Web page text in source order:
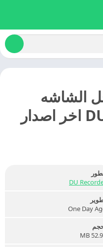
الشاشه
DU
One Day
52.99